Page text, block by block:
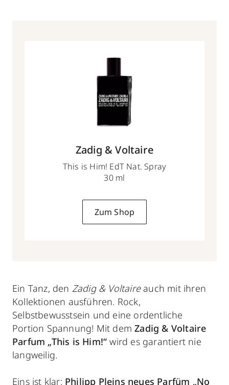
Zadig & Voltaire
This is Him! EdT Nat. Spray
30 ml
Zum Shop
Ein Tanz, den Zadig & Voltaireauch mit ihren
Kollektionen ausführen. Rock,
Selbstbewusstsein und eine ordentliche
Portion Spannung! Mit demZadig & Voltaire
Parfum „This is Him!“ wird es garantiert nie
langweilig.
Eins ist klar: Philipp Pleins neues Parfüm „No